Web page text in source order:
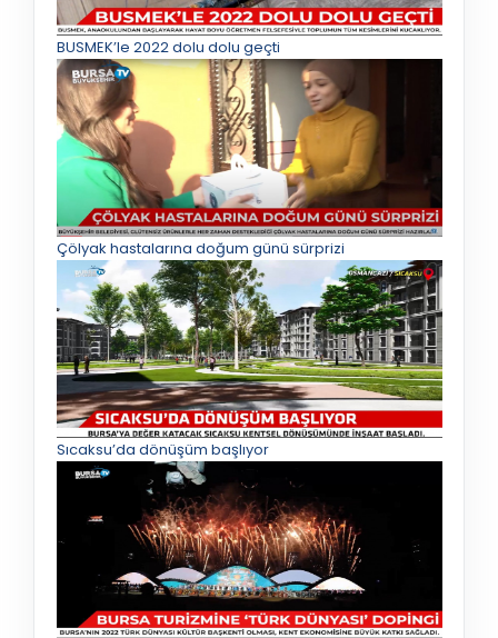
BUSMEK’le 2022 dolu dolu geçti
Çölyak hastalarına doğum günü sürprizi
Sıcaksu’da dönüşüm başlıyor